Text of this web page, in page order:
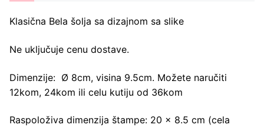
Klasična Bela šolja sa dizajnom sa slike
Ne uključuje cenu dostave.
Dimenzije: Ø 8cm, visina 9.5cm. Možete naručiti
12kom, 24kom ili celu kutiju od 36kom
Raspoloživa dimenzija štampe: 20 x 8.5 cm (cela